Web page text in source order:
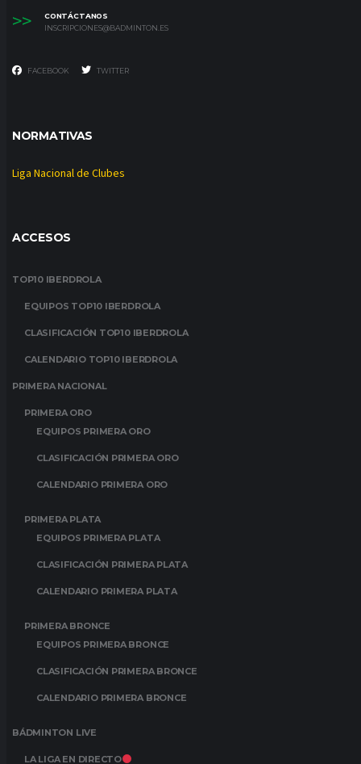
>>
CONTÁCTANOS
INSCRIPCIONES@BADMINTON.ES
FACEBOOK TWITTER
NORMATIVAS
Liga Nacional de Clubes
ACCESOS
TOP10 IBERDROLA
EQUIPOS TOP10 IBERDROLA
CLASIFICACIÓN TOP10 IBERDROLA
CALENDARIO TOP10 IBERDROLA
PRIMERA NACIONAL
PRIMERA ORO
EQUIPOS PRIMERA ORO
CLASIFICACIÓN PRIMERA ORO
CALENDARIO PRIMERA ORO
PRIMERA PLATA
EQUIPOS PRIMERA PLATA
CLASIFICACIÓN PRIMERA PLATA
CALENDARIO PRIMERA PLATA
PRIMERA BRONCE
EQUIPOS PRIMERA BRONCE
CLASIFICACIÓN PRIMERA BRONCE
CALENDARIO PRIMERA BRONCE
BÁDMINTON LIVE
LA LIGA EN DIRECTO